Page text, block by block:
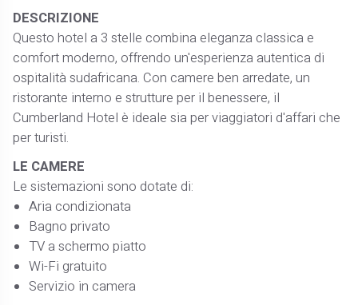
DESCRIZIONE
Questo hotel a 3 stelle combina eleganza classica e
comfort moderno, offrendo un'esperienza autentica di
ospitalità sudafricana. Con camere ben arredate, un
ristorante interno e strutture per il benessere, il
Cumberland Hotel è ideale sia per viaggiatori d'affari che
per turisti. ​
LE CAMERE
Le sistemazioni sono dotate di:​
Aria condizionata​
Bagno privato​
TV a schermo piatto​
Wi-Fi gratuito​
Servizio in camera​